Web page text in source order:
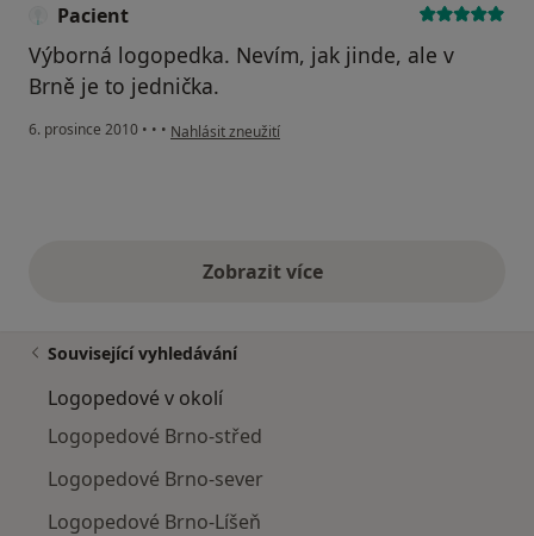
Pacient
Výborná logopedka. Nevím, jak jinde, ale v
Brně je to jednička.
6. prosince 2010 • • • podle názoru uživatele Pacient
Nahlásit zneužití
Zobrazit vícevýše uvedené názory
Související vyhledávání
Logopedové v okolí
Logopedové Brno-střed
Logopedové Brno-sever
Logopedové Brno-Líšeň